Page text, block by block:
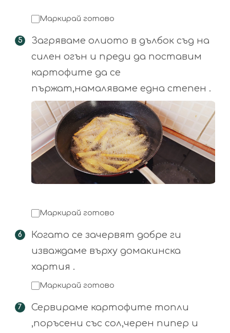
Маркирай готово
Загряваме олиото в дълбок съд на
силен огън и преди да поставим
картофите да се
пържат,намаляваме една степен .
Маркирай готово
Когато се зачервят добре ги
изваждаме върху домакинска
хартия .
Маркирай готово
Сервираме картофите топли
,поръсени със сол,черен пипер и